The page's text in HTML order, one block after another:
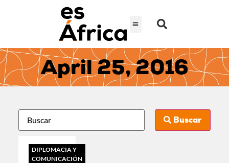
April 25, 2016
Buscar
DIPLOMACIA Y
COMUNICACIÓN